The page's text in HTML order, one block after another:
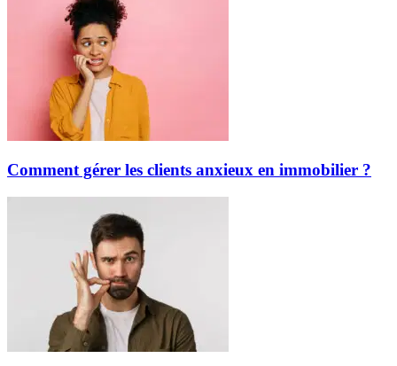
Comment gérer les clients anxieux en immobilier ?